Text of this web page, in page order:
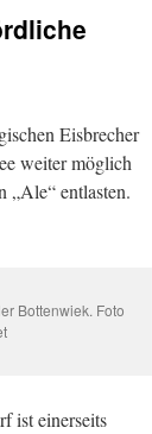
Eisbrecher
weiter möglich
„Ale“ entlasten.
Bottenwiek. Foto
ist einerseits